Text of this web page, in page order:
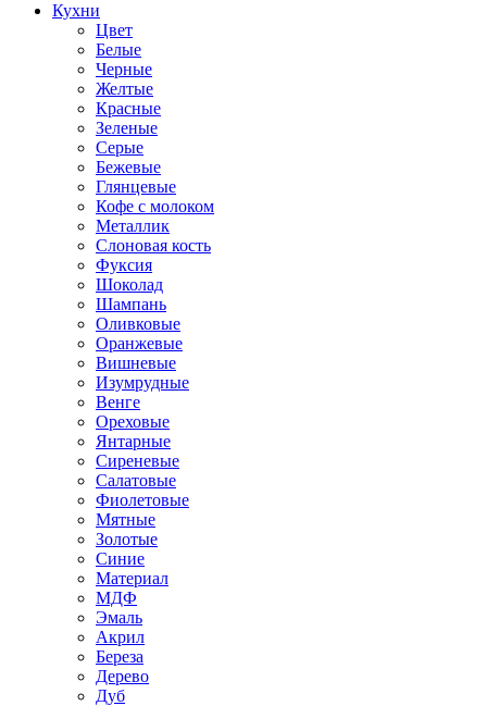
Кухни
Цвет
Белые
Черные
Желтые
Красные
Зеленые
Серые
Бежевые
Глянцевые
Кофе с молоком
Металлик
Слоновая кость
Фуксия
Шоколад
Шампань
Оливковые
Оранжевые
Вишневые
Изумрудные
Венге
Ореховые
Янтарные
Сиреневые
Салатовые
Фиолетовые
Мятные
Золотые
Синие
Материал
МДФ
Эмаль
Акрил
Береза
Дерево
Дуб